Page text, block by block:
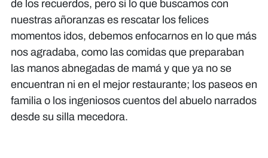
de los recuerdos, pero si lo que buscamos con
nuestras añoranzas es rescatar los felices
momentos idos, debemos enfocarnos en lo que más
nos agradaba, como las comidas que preparaban
las manos abnegadas de mamá y que ya no se
encuentran ni en el mejor restaurante; los paseos en
familia o los ingeniosos cuentos del abuelo narrados
desde su silla mecedora.